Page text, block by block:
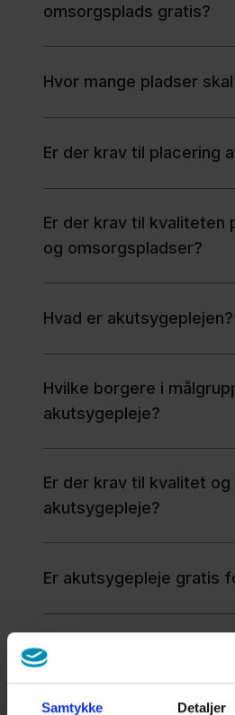
Samtykke Detaljer
omsorgsplads gratis?
Hvor mange pladser
Er der krav til placering
Er der krav til kvaliteten
og omsorgspladser?
Hvad er akutsygeplejen?
Hvilke borgere i
akutsygepleje?
Er der krav til kvalitet og
akutsygepleje?
Er akutsygepleje gratis
Er der krav til, hvor